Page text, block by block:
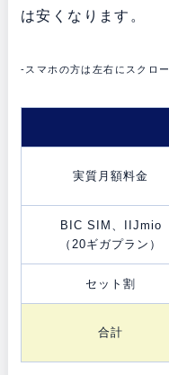
は安くなります。
-スマホの方は左右にスクロ
実質月額料金
BIC SIM、IIJmio
（20ギガプラン）
セット割
合計